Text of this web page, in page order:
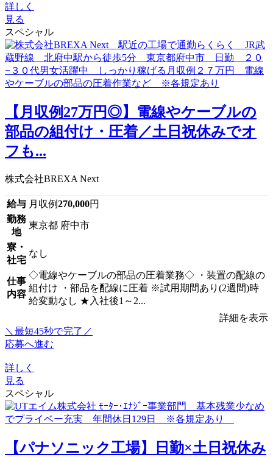
詳しく
見る
スペシャル
【月収例27万円◎】電線やケーブルの
部品の組付け・圧着／土日祝休みでオ
フも...
株式会社BREXA Next
給与 月収例270,000円
勤務
地
東京都 府中市
寮・
社宅
なし
仕事
内容
◇電線やケーブルの部品の圧着業務◇ ・装置の配線の
組付け ・部品を配線に圧着 ※試用期間あり(2週間)時
給変動なし ★入社後1～2...
詳細を表示
＼最短45秒で完了／
応募へ進む
詳しく
見る
スペシャル
【パナソニック工場】日勤×土日祝休み